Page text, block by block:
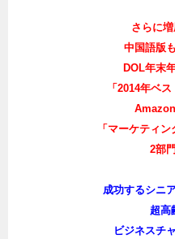
さらに増
中国語版
DOL年末
「2014年ベ
「マーケティ
2部
成功するシニ
超高
ビジネスチ